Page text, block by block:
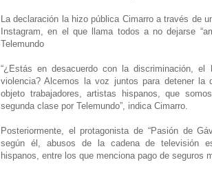
La declaración la hizo pública Cimarro a través de
Instagram, en el que llama todos a no dejarse
Telemundo
“¿Estás en desacuerdo con la discriminación,
violencia? Alcemos la voz juntos para detener la
objeto trabajadores, artistas hispanos, que
segunda clase por Telemundo”, indica Cimarro.
Posteriormente, el protagonista de “Pasión de
según él, abusos de la cadena de televisión
hispanos, entre los que menciona pago de seguros